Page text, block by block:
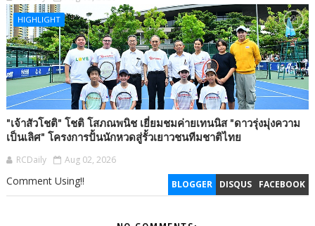
HIGHLIGHT
"เจ้าสัวโชติ" โชติ โสภณพนิช เยี่ยมชมค่ายเทนนิส "ดาวรุ่งมุ่งความ
เป็นเลิศ" โครงการปั้นนักหวดสู่รั้วเยาวชนทีมชาติไทย
RCDaily Aug 02, 2026
BLOGGER DISQUS FACEBOOK
Comment Using!!